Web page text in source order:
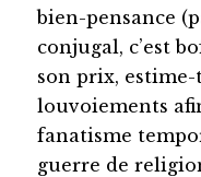
bien-pensance
conjugal, c’est
son prix,
louvoiements
fanatisme
guerre de